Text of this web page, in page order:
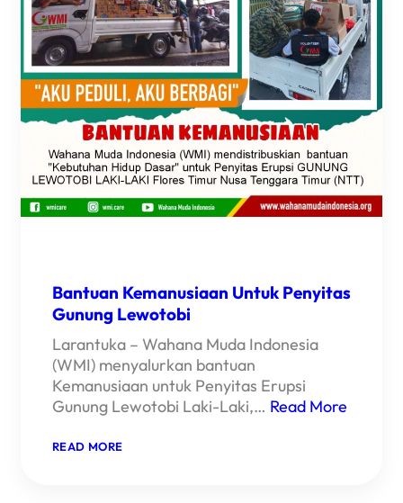
Bantuan Kemanusiaan Untuk Penyitas
Gunung Lewotobi
Larantuka – Wahana Muda Indonesia
(WMI) menyalurkan bantuan
Kemanusiaan untuk Penyitas Erupsi
Gunung Lewotobi Laki-Laki,… Read More
READ MORE: